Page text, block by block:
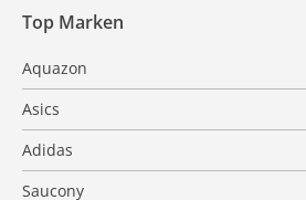
Top Marken
Aquazon
Asics
Adidas
Saucony